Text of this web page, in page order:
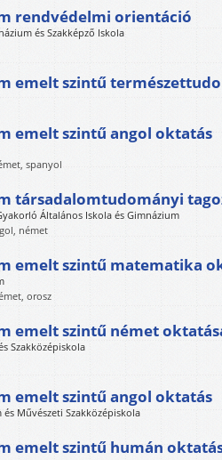
rendvédelmi orientáció
és Szakképző Iskola
emelt szintű
emelt szintű angol oktatás
spanyol
társadalomtudományi
Általános Iskola és Gimnázium
német
emelt szintű matematika
orosz
emelt szintű német
Szakközépiskola
emelt szintű angol oktatás
Művészeti Szakközépiskola
emelt szintű humán